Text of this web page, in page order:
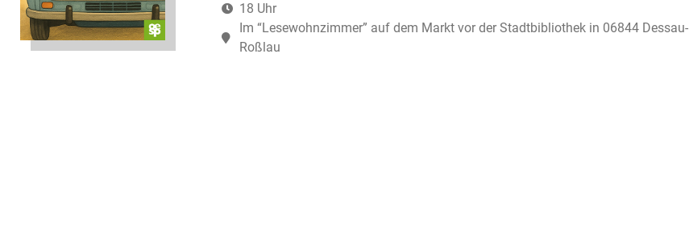
18 Uhr
Im “Lesewohnzimmer” auf dem Markt vor der Stadtbibliothek in 06844 Dessau-
Roßlau